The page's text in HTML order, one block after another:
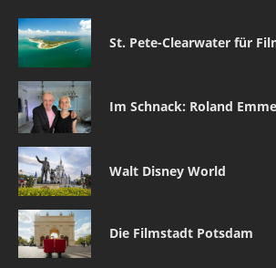
St. Pete-Clearwater für
Im Schnack: Roland
Walt Disney World
Die Filmstadt Potsdam